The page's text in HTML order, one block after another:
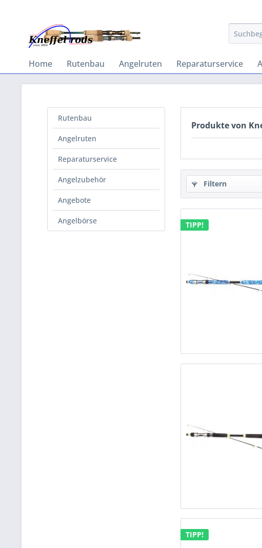
Home Rutenbau Angelruten Reparaturservice
Rutenbau
Angelruten
Reparaturservice
Angelzubehör
Angebote
Angelbörse
Produkte von
Filtern
TIPP!
TIPP!